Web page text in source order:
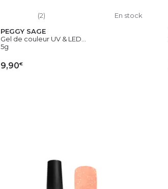
(2)
En stock
PEGGY SAGE
Gel de couleur UV & LED...
5g
9,90€